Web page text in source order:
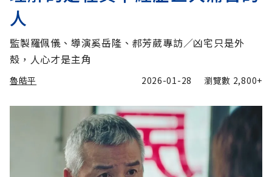
人
監製羅佩儀、導演奚岳隆、郝芳葳專訪／凶宅只是外
殼，人心才是主角
魯皓平 2026-01-28 瀏覽數 2,800+